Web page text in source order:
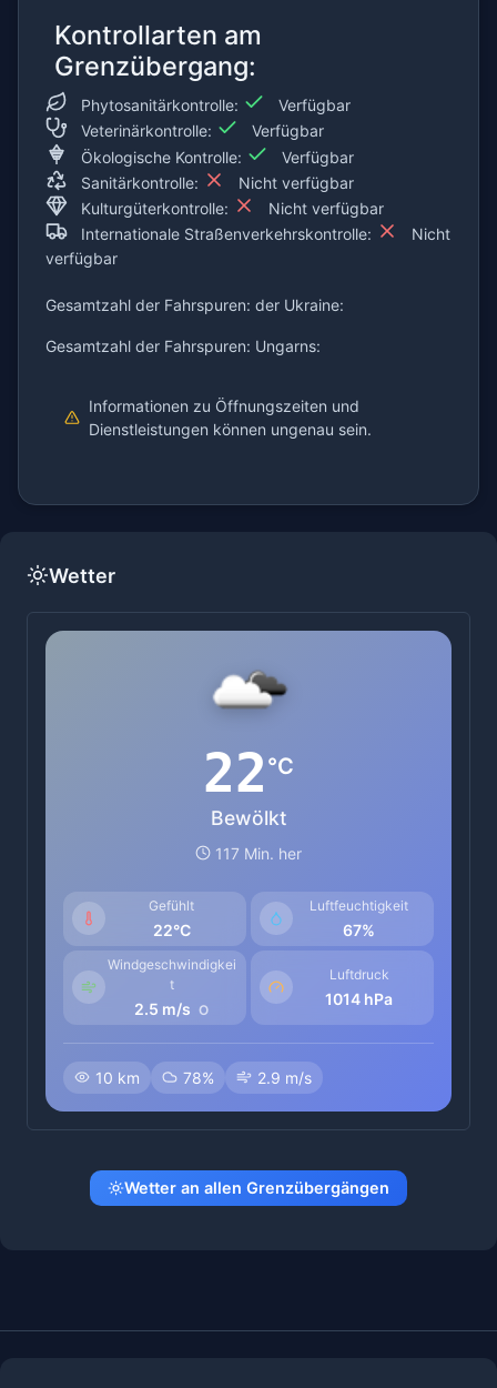
Kontrollarten am
Grenzübergang:
Phytosanitärkontrolle:
Verfügbar
Veterinärkontrolle:
Verfügbar
Ökologische Kontrolle:
Verfügbar
Sanitärkontrolle:
Nicht verfügbar
Kulturgüterkontrolle:
Nicht verfügbar
Internationale Straßenverkehrskontrolle:
Nicht
verfügbar
Gesamtzahl der Fahrspuren: der Ukraine:
Gesamtzahl der Fahrspuren: Ungarns:
Informationen zu Öffnungszeiten und
Dienstleistungen können ungenau sein.
Wetter
22 °C
Bewölkt
117 Min. her
Gefühlt
22°C
Luftfeuchtigkeit
67%
Windgeschwindigkei
t
2.5 m/s O
Luftdruck
1014 hPa
10 km 78% 2.9 m/s
Wetter an allen Grenzübergängen